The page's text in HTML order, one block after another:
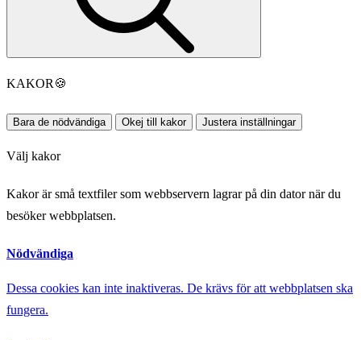
KAKOR 🍪
Bara de nödvändiga Okej till kakor Justera inställningar
Välj kakor
Kakor är små textfiler som webbservern lagrar på din dator när du
besöker webbplatsen.
Nödvändiga
Dessa cookies kan inte inaktiveras. De krävs för att webbplatsen ska
fungera.